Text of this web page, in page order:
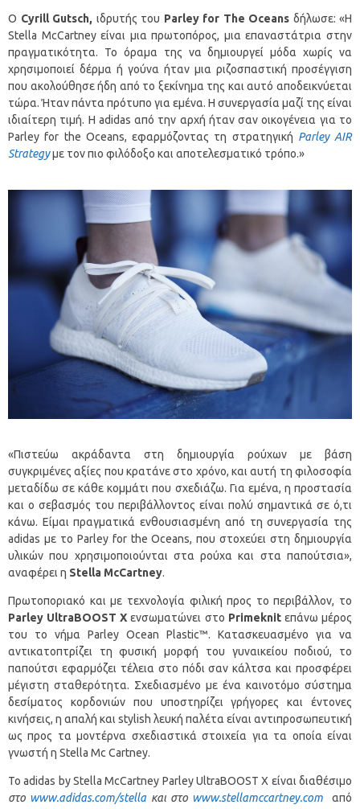
O Cyrill Gutsch, ιδρυτής του Parley for The Oceans δήλωσε: «Η
Stella McCartney είναι μια πρωτοπόρος, μια επαναστάτρια στην
πραγματικότητα. Το όραμα της να δημιουργεί μόδα χωρίς να
χρησιμοποιεί δέρμα ή γούνα ήταν μια ριζοσπαστική προσέγγιση
που ακολούθησε ήδη από το ξεκίνημα της και αυτό αποδεικνύεται
τώρα. Ήταν πάντα πρότυπο για εμένα. Η συνεργασία μαζί της είναι
ιδιαίτερη τιμή. H adidas από την αρχή ήταν σαν οικογένεια για το
Parley for the Oceans, εφαρμόζοντας τη στρατηγική Parley AIR
Strategyμε τον πιο φιλόδοξο και αποτελεσματικό τρόπο.»
«Πιστεύω ακράδαντα στη δημιουργία ρούχων με βάση
συγκριμένες αξίες που κρατάνε στο χρόνο, και αυτή τη φιλοσοφία
μεταδίδω σε κάθε κομμάτι που σχεδιάζω. Για εμένα, η προστασία
και ο σεβασμός του περιβάλλοντος είναι πολύ σημαντικά σε ό,τι
κάνω. Είμαι πραγματικά ενθουσιασμένη από τη συνεργασία της
adidas με το Parley for the Oceans, που στοχεύει στη δημιουργία
υλικών που χρησιμοποιούνται στα ρούχα και στα παπούτσια»,
αναφέρει η Stella McCartney.
Πρωτοποριακό και με τεχνολογία φιλική προς το περιβάλλον, το
Parley UltraBOOST X ενσωματώνει στο Primeknitεπάνω μέρος
του το νήμα Parley Ocean Plastic™. Κατασκευασμένο για να
αντικατοπτρίζει τη φυσική μορφή του γυναικείου ποδιού, το
παπούτσι εφαρμόζει τέλεια στο πόδι σαν κάλτσα και προσφέρει
μέγιστη σταθερότητα. Σχεδιασμένο με ένα καινοτόμο σύστημα
δεσίματος κορδονιών που υποστηρίζει γρήγορες και έντονες
κινήσεις, η απαλή και stylish λευκή παλέτα είναι αντιπροσωπευτική
ως προς τα μοντέρνα σχεδιαστικά στοιχεία για τα οποία είναι
γνωστή η Stella Mc Cartney.
Το adidas by Stella McCartney Parley UltraBOOST X είναι διαθέσιμο
στο www.adidas.com/stella και στο www.stellamccartney.com
από